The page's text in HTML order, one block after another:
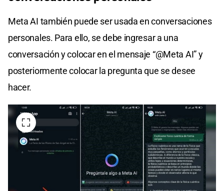
Meta AI también puede ser usada en conversaciones
personales. Para ello, se debe ingresar a una
conversación y colocar en el mensaje “@Meta AI” y
posteriormente colocar la pregunta que se desee
hacer.